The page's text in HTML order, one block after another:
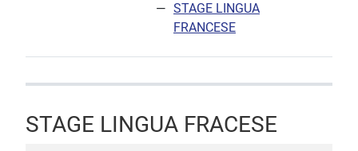
STAGE LINGUA
FRANCESE
STAGE LINGUA FRACESE